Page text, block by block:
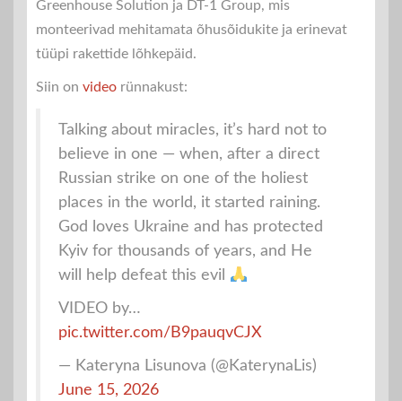
Greenhouse Solution ja DT-1 Group, mis
monteerivad mehitamata õhusõidukite ja erinevat
tüüpi rakettide lõhkepäid.
Siin on video rünnakust:
Talking about miracles, it’s hard not to
believe in one — when, after a direct
Russian strike on one of the holiest
places in the world, it started raining.
God loves Ukraine and has protected
Kyiv for thousands of years, and He
will help defeat this evil
VIDEO by…
pic.twitter.com/B9pauqvCJX
— Kateryna Lisunova (@KaterynaLis)
June 15, 2026